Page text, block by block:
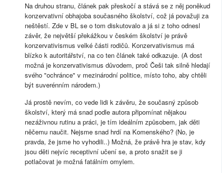
Na druhou stranu, článek pak přeskočí a stává se z něj poněkud
konzervativní obhajoba současného školství, což já považuji za
neštěstí. Zde v BL se o tom diskutovalo a já si z toho odnesl
závěr, že největší překážkou v českém školství je právě
konzervativismus velké části rodičů. Konzervativismus má
blízko k autoritářství, na co ten článek také odkazuje. (A dost
možná je konzervativismus důvodem, proč Češi tak silně hledají
svého "ochránce" v mezinárodní politice, místo toho, aby chtěli
být suverénním národem.)
Já prostě nevím, co vede lidi k závěru, že současný způsob
školství, který má snad podle autora připomínat nějakou
nezáživnou rutinu a práci, je tím ideálním způsobem, jak děti
něčemu naučit. Nejsme snad hrdí na Komenského? (No, je
pravda, že jsme ho vyhodili..) Možná, že právě hra je stav, kdy
jsou děti nejvíc receptivní učení se, a proto snažit se ji
potlačovat je možná fatálním omylem.